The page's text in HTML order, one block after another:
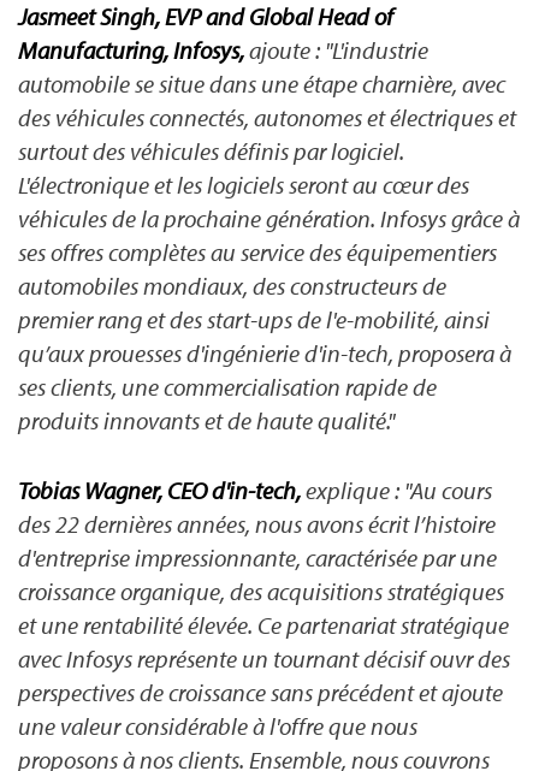
Jasmeet Singh, EVP and Global Head of
Manufacturing, Infosys,ajoute : "L'industrie
automobile se situe dans une étape charnière, avec
des véhicules connectés, autonomes et électriques et
surtout des véhicules définis par logiciel.
L'électronique et les logiciels seront au cœur des
véhicules de la prochaine génération. Infosys grâce à
ses offres complètes au service des équipementiers
automobiles mondiaux, des constructeurs de
premier rang et des start-ups de l'e-mobilité, ainsi
qu’aux prouesses d'ingénierie d'in-tech, proposera à
ses clients, une commercialisation rapide de
produits innovants et de haute qualité."
Tobias Wagner, CEO d'in-tech,explique : "Au cours
des 22 dernières années, nous avons écrit l’histoire
d'entreprise impressionnante, caractérisée par une
croissance organique, des acquisitions stratégiques
et une rentabilité élevée. Ce partenariat stratégique
avec Infosys représente un tournant décisif ouvr des
perspectives de croissance sans précédent et ajoute
une valeur considérable à l'offre que nous
proposons à nos clients. Ensemble, nous couvrons